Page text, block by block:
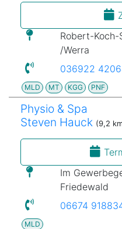
Robert-Koch-
/Werra
036922
MLD MT KGG PNF
Physio & Spa
Steven Hauck (9,2
Im
Friedewald
06674
MLD